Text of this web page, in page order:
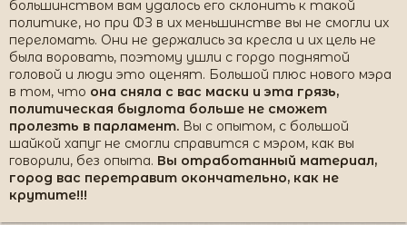
большинством вам удалось его склонить к такой
политике, но при ФЗ в их меньшинстве вы не смогли их
переломать. Они не держались за кресла и их цель не
была воровать, поэтому ушли с гордо поднятой
головой и люди это оценят. Большой плюс нового мэра
в том, что она сняла с вас маски и эта грязь,
политическая быдлота больше не сможет
пролезть в парламент. Вы с опытом, с большой
шайкой хапуг не смогли справится с мэром, как вы
говорили, без опыта. Вы отработанный материал,
город вас перетравит окончательно, как не
крутите!!!